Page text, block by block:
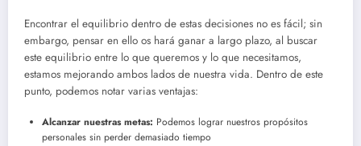
Encontrar el equilibrio dentro de estas decisiones no es fácil; sin
embargo, pensar en ello os hará ganar a largo plazo, al buscar
este equilibrio entre lo que queremos y lo que necesitamos,
estamos mejorando ambos lados de nuestra vida. Dentro de este
punto, podemos notar varias ventajas:
Alcanzar nuestras metas: Podemos lograr nuestros propósitos
personales sin perder demasiado tiempo